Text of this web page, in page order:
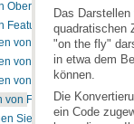
Oberflächen
Features
von Features in 3D
von Features in
von Feature-
von Features für 3D
Sie Features als Raster
können.